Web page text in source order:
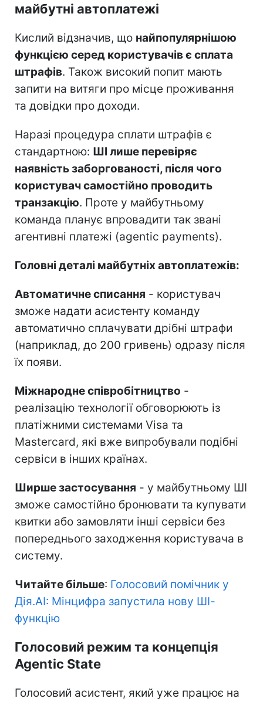
майбутні автоплатежі
Кислий відзначив, що найпопулярнішою
функцією серед користувачів є сплата
штрафів. Також високий попит мають
запити на витяги про місце проживання
та довідки про доходи.
Наразі процедура сплати штрафів є
стандартною: ШІ лише перевіряє
наявність заборгованості, після чого
користувач самостійно проводить
транзакцію. Проте у майбутньому
команда планує впровадити так звані
агентивні платежі (agentic payments).
Головні деталі майбутніх автоплатежів:
Автоматичне списання - користувач
зможе надати асистенту команду
автоматично сплачувати дрібні штрафи
(наприклад, до 200 гривень) одразу після
їх появи.
Міжнародне співробітництво -
реалізацію технології обговорюють із
платіжними системами Visa та
Mastercard, які вже випробували подібні
сервіси в інших країнах.
Ширше застосування - у майбутньому ШІ
зможе самостійно бронювати та купувати
квитки або замовляти інші сервіси без
попереднього заходження користувача в
систему.
Читайте більше: Голосовий помічник у
Дія.AI: Мінцифра запустила нову ШІ-
функцію
Голосовий режим та концепція
Agentic State
Голосовий асистент, який уже працює на